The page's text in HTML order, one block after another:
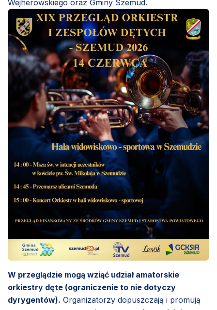
Wejherowskiego oraz Gminy Szemud.
W przeglądzie mogą wziąć udział amatorskie
orkiestry dęte (ograniczenie to nie dotyczy
dyrygentów). Organizatorzy dopuszczają i promują